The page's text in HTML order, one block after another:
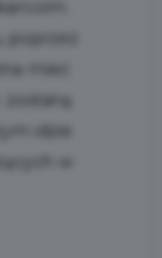
mieć
idzie
w